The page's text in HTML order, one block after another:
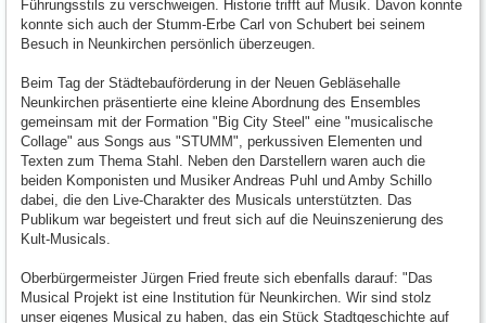
Führungsstils zu verschweigen. Historie trifft auf Musik. Davon konnte
konnte sich auch der Stumm-Erbe Carl von Schubert bei seinem
Besuch in Neunkirchen persönlich überzeugen.
Beim Tag der Städtebauförderung in der Neuen Gebläsehalle
Neunkirchen präsentierte eine kleine Abordnung des Ensembles
gemeinsam mit der Formation "Big City Steel" eine "musicalische
Collage" aus Songs aus "STUMM", perkussiven Elementen und
Texten zum Thema Stahl. Neben den Darstellern waren auch die
beiden Komponisten und Musiker Andreas Puhl und Amby Schillo
dabei, die den Live-Charakter des Musicals unterstützten. Das
Publikum war begeistert und freut sich auf die Neuinszenierung des
Kult-Musicals.
Oberbürgermeister Jürgen Fried freute sich ebenfalls darauf: "Das
Musical Projekt ist eine Institution für Neunkirchen. Wir sind stolz
unser eigenes Musical zu haben, das ein Stück Stadtgeschichte auf